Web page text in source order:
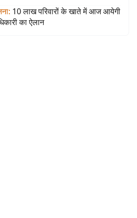
: 10 लाख परिवारों के खाते में आज आयेगी
का ऐलान